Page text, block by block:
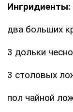
Ингридиенты:
два больших
3 дольки
3 столовых
пол чайной